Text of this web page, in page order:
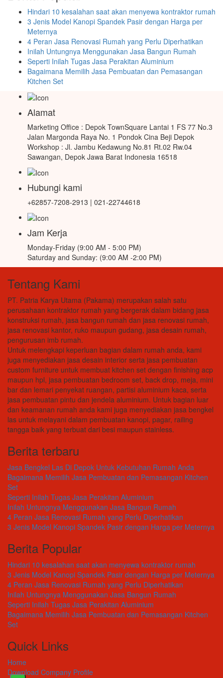
Hindari 10 kesalahan saat akan menyewa kontraktor rumah
3 Jenis Model Kanopi Spandek Pasir dengan Harga per
Meternya
4 Peran Jasa Renovasi Rumah yang Perlu Diperhatikan
Inilah Untungnya Menggunakan Jasa Bangun Rumah
Seperti Inilah Tugas Jasa Perakitan Aluminium
Bagaimana Memilih Jasa Pembuatan dan Pemasangan
Kitchen Set
Alamat
Marketing Office : Depok TownSquare Lantai 1 FS 77 No.3
Jalan Margonda Raya No. 1 Pondok Cina Beji Depok
Workshop : Jl. Jambu Kedawung No.81 Rt.02 Rw.04
Sawangan, Depok Jawa Barat Indonesia 16518
Hubungi kami
+62857-7208-2913 | 021-22744618
Jam Kerja
Monday-Friday (9:00 AM - 5:00 PM)
Saturday and Sunday: (9:00 AM -2:00 PM)
Tentang Kami
PT. Patria Karya Utama (Pakama) merupakan salah satu
perusahaan kontraktor rumah yang bergerak dalam bidang jasa
konstruksi rumah, jasa bangun rumah dan jasa renovasi rumah,
jasa renovasi kantor, ruko maupun gudang, jasa desain rumah,
pengurusan imb rumah.
Untuk melengkapi keperluan bagian dalam rumah anda, kami
juga menyediakan jasa desain interior serta jasa pembuatan
custom furniture untuk membuat kitchen set dengan finishing acp
maupun hpl, jasa pembuatan bedroom set, back drop, meja, mini
bar dan lemari penyekat ruangan, partisi aluminium kaca, serta
jasa pembuatan pintu dan jendela aluminium. Untuk bagian luar
dan keamanan rumah anda kami juga menyediakan jasa bengkel
las untuk melayani dalam pembuatan kanopi, pagar, railing
tangga baik yang terbuat dari besi maupun stainless.
Berita terbaru
Jasa Bengkel Las Di Depok Untuk Kebutuhan Rumah Anda
Bagaimana Memilih Jasa Pembuatan dan Pemasangan Kitchen
Set
Seperti Inilah Tugas Jasa Perakitan Aluminium
Inilah Untungnya Menggunakan Jasa Bangun Rumah
4 Peran Jasa Renovasi Rumah yang Perlu Diperhatikan
3 Jenis Model Kanopi Spandek Pasir dengan Harga per Meternya
Berita Popular
Hindari 10 kesalahan saat akan menyewa kontraktor rumah
3 Jenis Model Kanopi Spandek Pasir dengan Harga per Meternya
4 Peran Jasa Renovasi Rumah yang Perlu Diperhatikan
Inilah Untungnya Menggunakan Jasa Bangun Rumah
Seperti Inilah Tugas Jasa Perakitan Aluminium
Bagaimana Memilih Jasa Pembuatan dan Pemasangan Kitchen
Set
Quick Links
Home
Download Company Profile